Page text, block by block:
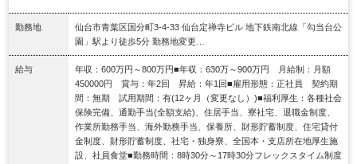
勤務地
仙台市青葉区国分町3-4-33 仙台定禅寺ビル 地下鉄南北線「勾当台公
園」駅より徒歩5分 勤務地変更…
給与
年収：600万円～800万円■年収：630万～900万円 月給制：月額
450000円 賞与：年2回 昇給：年1回■雇用形態：正社員 契約期
間：無期 試用期間：有(12ヶ月（変更なし）)■福利厚生：各種社会
保険完備、通勤手当(全額支給)、住居手当、寮社宅、退職金制度、
作業所勤務手当、海外勤務手当、保養所、財形貯蓄制度、住宅貸付
金制度、財形貯蓄制度、社宅・独身寮、全国本・支店所在地厚生施
設、社員食堂■勤務時間：8時30分～17時30分フレックスタイム制度